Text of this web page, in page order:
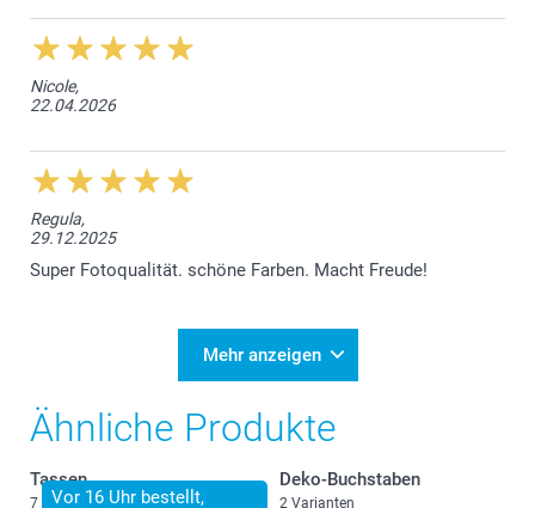
Nicole,
22.04.2026
Regula,
29.12.2025
Super Fotoqualität. schöne Farben. Macht Freude!
Mehr anzeigen
Ähnliche Produkte
Vor 16 Uhr bestellt,
Tassen
7 Varianten
Deko-Buchstaben
2 Varianten